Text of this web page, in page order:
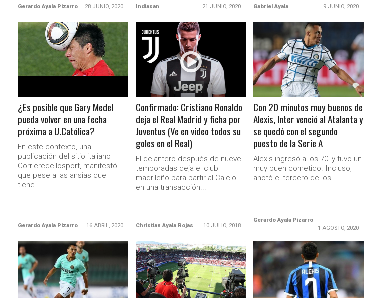
Gerardo Ayala Pizarro 28 JUNIO, 2020 Indiasan 21 JUNIO, 2020 Gabriel Ayala 9 JUNIO, 2020
LEER MÁS
¿Es posible que Gary Medel
pueda volver en una fecha
próxima a U.Católica?
En este contexto, una
publicación del sitio italiano
Corrieredellosport, manifestó
que pese a las ansias que
tiene...
Gerardo Ayala Pizarro 16 ABRIL, 2020
LEER MÁS
Confirmado: Cristiano Ronaldo
deja el Real Madrid y ficha por
Juventus (Ve en video todos su
goles en el Real)
El delantero después de nueve
temporadas deja el club
madrileño para partir al Calcio
en una transacción...
Christian Ayala Rojas 10 JULIO, 2018
LEER MÁS
Con 20 minutos muy buenos de
Alexis, Inter venció al Atalanta y
se quedó con el segundo
puesto de la Serie A
Alexis ingresó a los 70' y tuvo un
muy buen cometido. Incluso,
anotó el tercero de los...
Gerardo Ayala Pizarro
1 AGOSTO, 2020
LEER MÁS LEER MÁS LEER MÁS